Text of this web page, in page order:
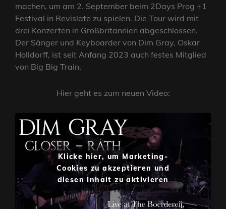
machen, um am 2. September beim 2Days Prog +1
Festival in Revislate zu spielen. Die Tour wird mit
drei Konzerten in Großbritannien abgeschlossen.
Der Sänger und Keyboarder von Dim Gray, Oskar
Holldorff, ist seit Anfang 2023 auch festes Mitglied
von Big Big Train.
Hier geht es zum neuen Video:
Klicke hier, um Marketing-
Cookies zu akzeptieren und
diesen Inhalt zu aktivieren